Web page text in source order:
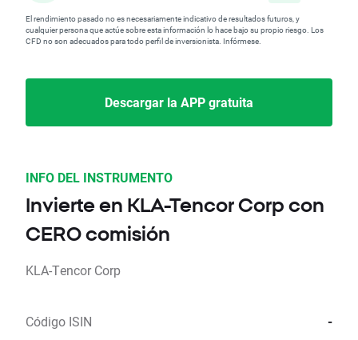
El rendimiento pasado no es necesariamente indicativo de resultados futuros, y
cualquier persona que actúe sobre esta información lo hace bajo su propio riesgo. Los
CFD no son adecuados para todo perfil de inversionista. Infórmese.
Descargar la APP gratuita
INFO DEL INSTRUMENTO
Invierte en KLA-Tencor Corp con
CERO comisión
KLA-Tencor Corp
Código ISIN -